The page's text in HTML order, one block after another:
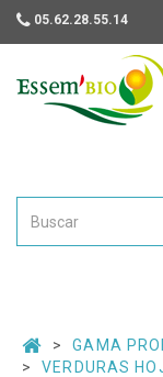
05.62.28.55.14
GAMA
VERDURAS